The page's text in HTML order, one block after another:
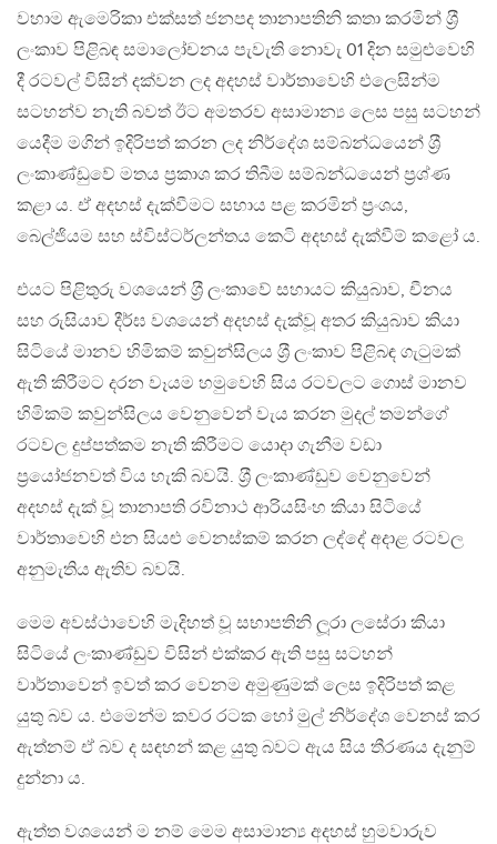
වහාම ඇමෙරිකා එක්සත් ජනපද තානාපතිනි කතා කරමින් ශ‍්‍රී
ලංකාව පිළිබඳ සමාලෝචනය පැවැති නොවැ 01 දින සමුළුවෙහි
දී රටවල් විසින් දක්වන ලද අදහස් වාර්තාවෙහි එලෙසින්ම
සටහන්ව නැති බවත් ඊට අමතරව අසාමාන්‍ය ලෙස පසු සටහන්
යෙදීම මගින් ඉදිරිපත් කරන ලද නිර්දේශ සම්බන්ධයෙන් ශ‍්‍රී
ලංකාණ්ඩුවේ මතය ප‍්‍රකාශ කර තිබීම සම්බන්ධයෙන් ප‍්‍රශ්ණ
කළා ය. ඒ අදහස් දැක්වීමට සහාය පළ කරමින් ප‍්‍රංශය,
බෙල්ජියම සහ ස්විස්ටර්ලන්තය කෙටි අදහස් දැක්වීම් කළෝ ය.
එයට පිළිතුරු වශයෙන් ශ‍්‍රී ලංකාවේ සහායට කියුබාව, චීනය
සහ රුසියාව දීර්ඝ වශයෙන් අදහස් දැක්වූ අතර කියුබාව කියා
සිටියේ මානව හිමිකම් කවුන්සිලය ශ‍්‍රී ලංකාව පිළිබඳ ගැටුමක්
ඇති කිරීමට දරන වෑයම හමුවෙහි සිය රටවලට ගොස් මානව
හිමිකම් කවුන්සිලය වෙනුවෙන් වැය කරන මුදල් තමන්ගේ
රටවල දුප්පත්කම නැති කිරීමට යොදා ගැනීම වඩා
ප‍්‍රයෝජනවත් විය හැකි බවයි. ශ‍්‍රී ලංකාණ්ඩුව වෙනුවෙන්
අදහස් දැක් වූ තානාපති රවිනාථ ආරියසිංහ කියා සිටියේ
වාර්තාවෙහි එන සියළු වෙනස්කම් කරන ලද්දේ අදාළ රටවල
අනුමැතිය ඇතිව බවයි.
මෙම අවස්ථාවෙහි මැදිහත් වූ සභාපතිනි ලූරා ලසේරා කියා
සිටියේ ලංකාණ්ඩුව විසින් එක්කර ඇති පසු සටහන්
වාර්තාවෙන් ඉවත් කර වෙනම අමුණුමක් ලෙස ඉදිරිපත් කළ
යුතු බව ය. එමෙන්ම කවර රටක හෝ මුල් නිර්දේශ වෙනස් කර
ඇත්නම් ඒ බව ද සඳහන් කළ යුතු බවට ඇය සිය තීරණය දැනුම්
දුන්නා ය.
ඇත්ත වශයෙන් ම නම් මෙම අසාමාන්‍ය අදහස් හුමවාරුව